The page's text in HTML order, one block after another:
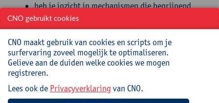
heb je inzicht in mechanismen die begrijpend
lezen doen falen/werken;
heb je zicht op het materiaal en de didactiek van
Nieuwsbegrip;
gebruik je blok- en maze-toetsen en/of
construeer je ze zelf om leesbegrip te meten;
pas je deze methodieken ook toe op zelf gekozen
en ontwikkeld lesmateriaal.
CNO gebruikt cookies
CNO maakt gebruik van cookies en scripts om je
surfervaring zoveel mogelijk te optimaliseren.
Gelieve aan de duiden welke cookies we mogen
registreren.
Lees ook de Privacyverklaring van CNO.